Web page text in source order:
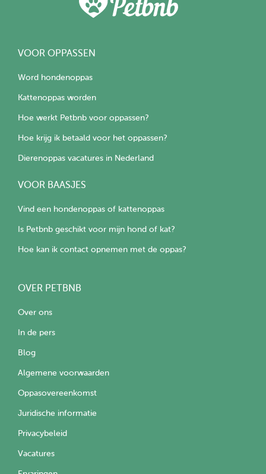
VOOR OPPASSEN
Word hondenoppas
Kattenoppas worden
Hoe werkt Petbnb voor oppassen?
Hoe krijg ik betaald voor het oppassen?
Dierenoppas vacatures in Nederland
VOOR BAASJES
Vind een hondenoppas of kattenoppas
Is Petbnb geschikt voor mijn hond of kat?
Hoe kan ik contact opnemen met de oppas?
OVER PETBNB
Over ons
In de pers
Blog
Algemene voorwaarden
Oppasovereenkomst
Juridische informatie
Privacybeleid
Vacatures